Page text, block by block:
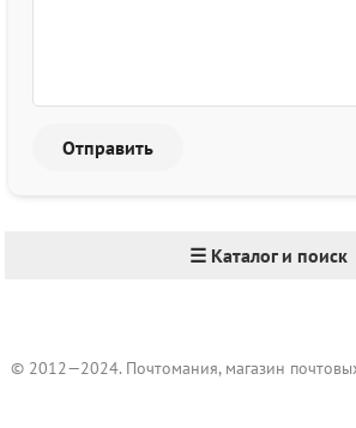
☰ Каталог и поиск
© 2012—2024. Почтомания, магазин